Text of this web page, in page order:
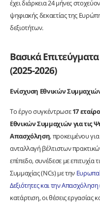
έχει διάρκεια 24 μήνες
ψηφιακής δεκαετίας της
δεξιοτήτων.
Βασικά
(2025-2026)
Ενίσχυση Εθνικών
Το έργο συγκέντρωσε17
Εθνικών Συμμαχιών για τις
Απασχόληση, προκειμένου
ανταλλαγή βέλτιστων
επίπεδο, συνέδεσε με επιτυχία
Συμμαχίας (NCs) με την
Δεξιότητες και την Απασχόληση
κατάρτιση, οι θέσεις εργασίας